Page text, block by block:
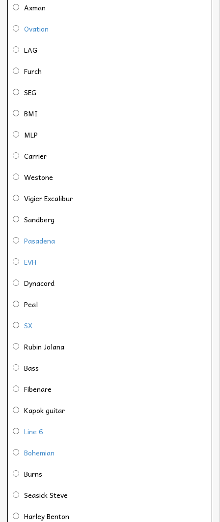
Axman
Ovation
LAG
Furch
SEG
BMI
MLP
Carrier
Westone
Vigier Excalibur
Sandberg
Pasadena
EVH
Dynacord
Peal
SX
Rubin Jolana
Bass
Fibenare
Kapok guitar
Line 6
Bohemian
Burns
Seasick Steve
Harley Benton